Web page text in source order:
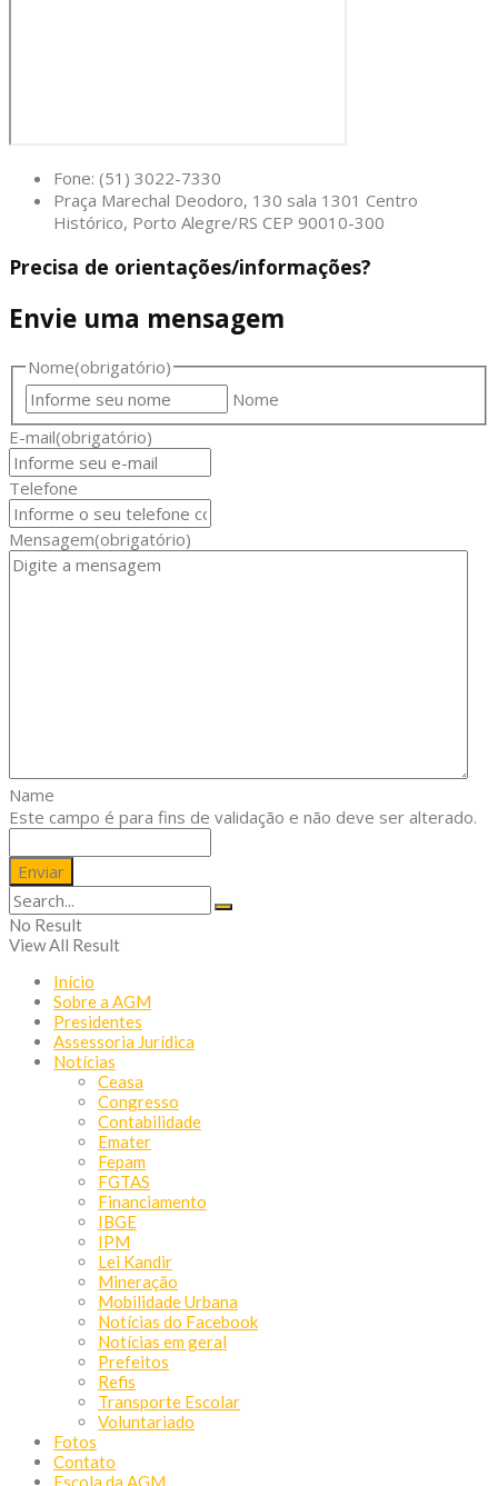
Fone: (51) 3022-7330
Praça Marechal Deodoro, 130 sala 1301 Centro
Histórico, Porto Alegre/RS CEP 90010-300
Precisa de orientações/informações?
Envie uma mensagem
Nome(obrigatório)
Nome
E-mail(obrigatório)
Telefone
Mensagem(obrigatório)
Name
Este campo é para fins de validação e não deve ser alterado.
No Result
View All Result
Início
Sobre a AGM
Presidentes
Assessoria Jurídica
Notícias
Ceasa
Congresso
Contabilidade
Emater
Fepam
FGTAS
Financiamento
IBGE
IPM
Lei Kandir
Mineração
Mobilidade Urbana
Notícias do Facebook
Notícias em geral
Prefeitos
Refis
Transporte Escolar
Voluntariado
Fotos
Contato
Escola da AGM